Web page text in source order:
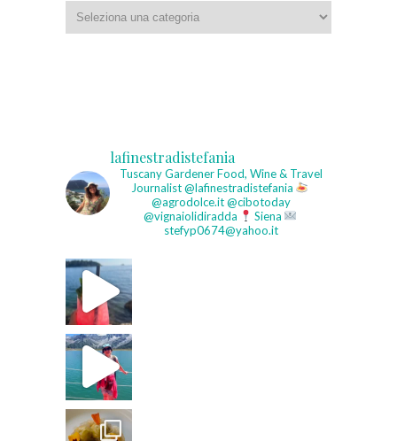
lafinestradistefania
Tuscany GardenerFood, Wine & Travel
Journalist@lafinestradistefania
@agrodolce.it @cibotoday
@vignaiolidiradda
Siena
stefyp0674@yahoo.it